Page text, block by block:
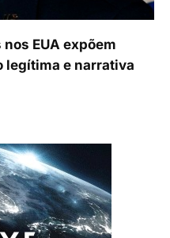
EUA expõem
legítima e narrativa